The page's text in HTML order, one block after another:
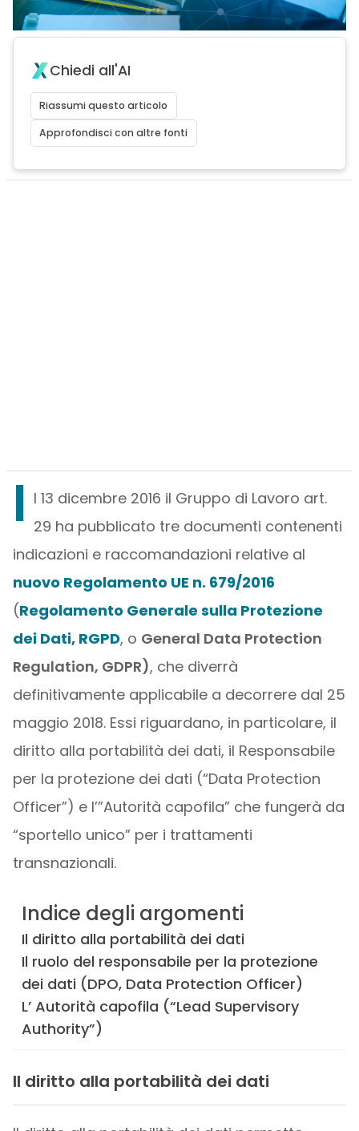
Chiedi all'AI
Riassumi questo articolo
Approfondisci con altre fonti
I l 13 dicembre 2016 il Gruppo di Lavoro art.
29 ha pubblicato tre documenti contenenti
indicazioni e raccomandazioni relative al
nuovo Regolamento UE n. 679/2016
(Regolamento Generale sulla Protezione
dei Dati, RGPD, o General Data Protection
Regulation, GDPR), che diverrà
definitivamente applicabile a decorrere dal 25
maggio 2018. Essi riguardano, in particolare, il
diritto alla portabilità dei dati, il Responsabile
per la protezione dei dati (“Data Protection
Officer”) e l’”Autorità capofila” che fungerà da
“sportello unico” per i trattamenti
transnazionali.
Indice degli argomenti
Il diritto alla portabilità dei dati
Il ruolo del responsabile per la protezione
dei dati (DPO, Data Protection Officer)
L’ Autorità capofila (“Lead Supervisory
Authority”)
Il diritto alla portabilità dei dati